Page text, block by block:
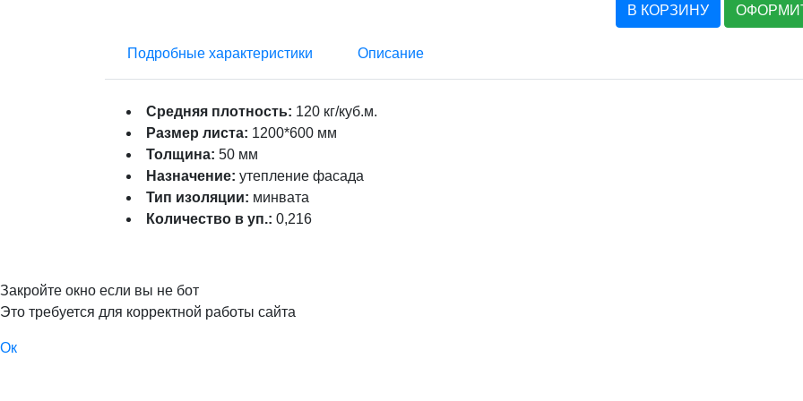
В КОРЗИНУ
Подробные характеристики Описание
Средняя плотность: 120 кг/куб.м.
Размер листа: 1200*600 мм
Толщина: 50 мм
Назначение: утепление фасада
Тип изоляции: минвата
Количество в уп.: 0,216
Закройте окно если вы не бот
Это требуется для корректной работы сайта
Ок